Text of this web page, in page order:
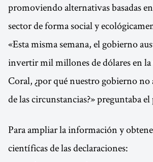
promoviendo alternativas basadas
sector de forma social y
«Esta misma semana, el gobierno
invertir mil millones de dólares en la
Coral, ¿por qué nuestro gobierno no
de las circunstancias?» preguntaba
Para ampliar la información y
científicas de las declaraciones: